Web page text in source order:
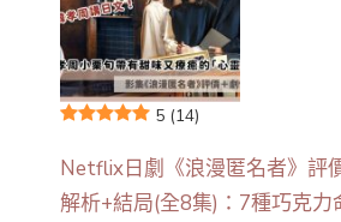
5 (14)
Netflix日劇《浪漫匿名者》評
解析+結局(全8集)：7種巧克力